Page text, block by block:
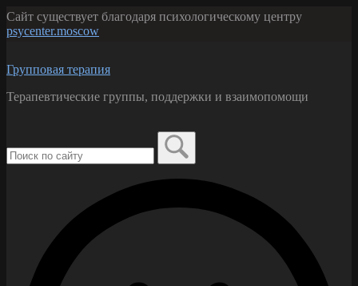
Перейти
к
содержанию
Сайт существует благодаря психологическому центру
psycenter.moscow
Групповая терапия
Терапевтические группы, поддержки и взаимопомощи
по: